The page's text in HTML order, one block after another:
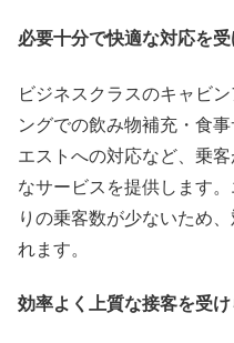
必要十分で快適な対応を
ビジネスクラスのキャビ
ングでの飲み物補充・食
エストへの対応など、乗
なサービスを提供します
りの乗客数が少ないため
れます。
効率よく上質な接客を受